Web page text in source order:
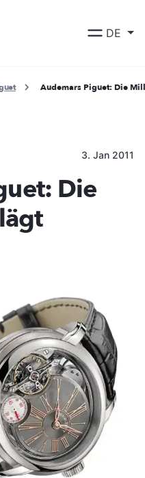
DE
Audemars Piguet: Die
3. Jan 2011
Die